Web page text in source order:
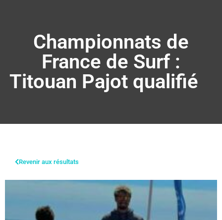
Championnats de
France de Surf :
Titouan Pajot qualifié
Revenir aux résultats